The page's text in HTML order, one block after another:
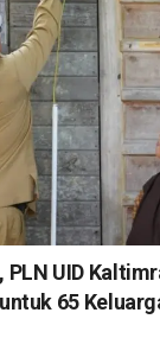
UID
65